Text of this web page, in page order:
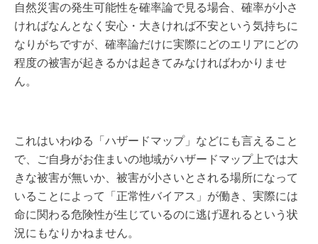
自然災害の発生可能性を確率論で見る場合、確率が小さ
ければなんとなく安心・大きければ不安という気持ちに
なりがちですが、確率論だけに実際にどのエリアにどの
程度の被害が起きるかは起きてみなければわかりませ
ん。
これはいわゆる「ハザードマップ」などにも言えること
で、ご自身がお住まいの地域がハザードマップ上では大
きな被害が無いか、被害が小さいとされる場所になって
いることによって「正常性バイアス」が働き、実際には
命に関わる危険性が生じているのに逃げ遅れるという状
況にもなりかねません。